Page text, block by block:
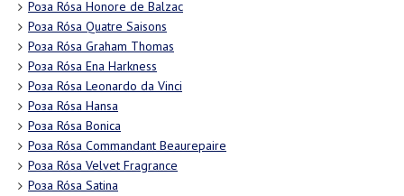
Роза Rósa Honore de Balzac
Роза Rósa Quatre Saisons
Роза Rósa Graham Thomas
Роза Rósa Ena Harkness
Роза Rósa Leonardo da Vinci
Роза Rósa Hansa
Роза Rósa Bonica
Роза Rósa Commandant Beaurepaire
Роза Rósa Velvet Fragrance
Роза Rósa Satina